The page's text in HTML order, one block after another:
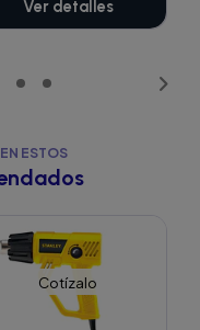
Ver detalles
ESTOS
Cotízalo